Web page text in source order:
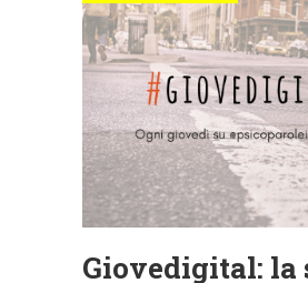
Giovedigital: la